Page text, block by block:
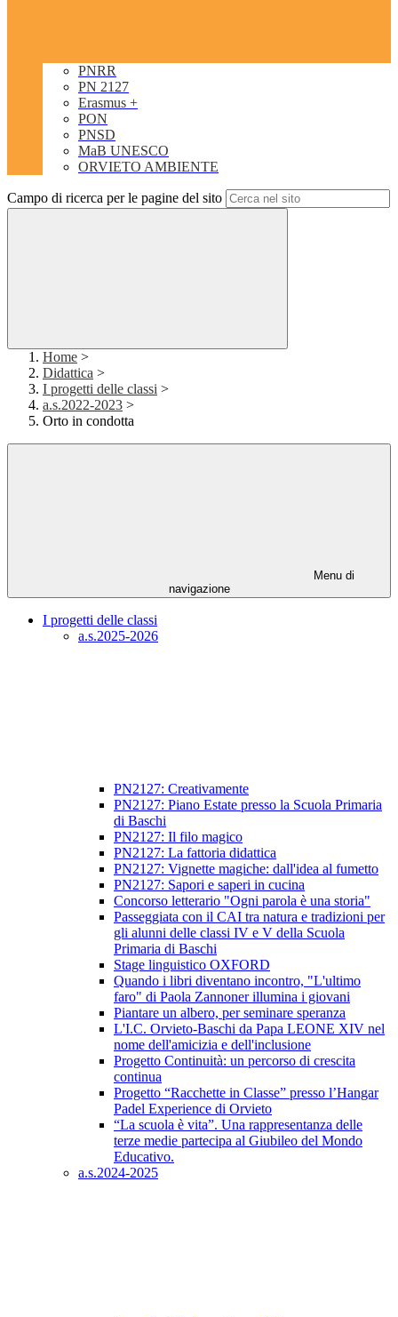
PNRR
PN 2127
Erasmus +
PON
PNSD
MaB UNESCO
ORVIETO AMBIENTE
Campo di ricerca per le pagine del sito
Home >
Didattica >
I progetti delle classi >
a.s.2022-2023 >
Orto in condotta
Menu di
navigazione
I progetti delle classi
a.s.2025-2026
PN2127: Creativamente
PN2127: Piano Estate presso la Scuola Primaria
di Baschi
PN2127: Il filo magico
PN2127: La fattoria didattica
PN2127: Vignette magiche: dall'idea al fumetto
PN2127: Sapori e saperi in cucina
Concorso letterario "Ogni parola è una storia"
Passeggiata con il CAI tra natura e tradizioni per
gli alunni delle classi IV e V della Scuola
Primaria di Baschi
Stage linguistico OXFORD
Quando i libri diventano incontro, "L'ultimo
faro" di Paola Zannoner illumina i giovani
Piantare un albero, per seminare speranza
L'I.C. Orvieto-Baschi da Papa LEONE XIV nel
nome dell'amicizia e dell'inclusione
Progetto Continuità: un percorso di crescita
continua
Progetto “Racchette in Classe” presso l’Hangar
Padel Experience di Orvieto
“La scuola è vita”. Una rappresentanza delle
terze medie partecipa al Giubileo del Mondo
Educativo.
a.s.2024-2025